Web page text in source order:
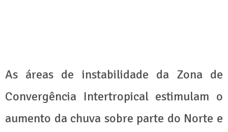
As áreas de instabilidade da Zona de
Convergência Intertropical estimulam o
aumento da chuva sobre parte do Norte e